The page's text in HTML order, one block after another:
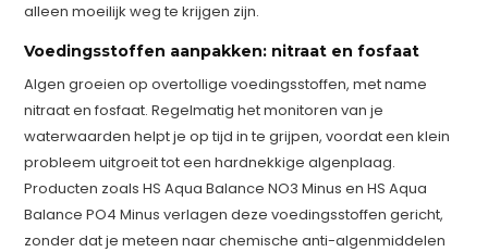
alleen moeilijk weg te krijgen zijn.
Voedingsstoffen aanpakken: nitraat en fosfaat
Algen groeien op overtollige voedingsstoffen, met name
nitraat en fosfaat. Regelmatig het monitoren van je
waterwaarden helpt je op tijd in te grijpen, voordat een klein
probleem uitgroeit tot een hardnekkige algenplaag.
Producten zoals HS Aqua Balance NO3 Minus en HS Aqua
Balance PO4 Minus verlagen deze voedingsstoffen gericht,
zonder dat je meteen naar chemische anti-algenmiddelen